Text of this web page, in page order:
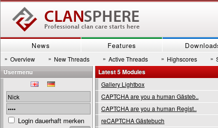
News Features
» Overview » New Threads » Active Threads » Highscores »
Latest 5 Modules
Gallery Lightbox
CAPTCHA are you a human Gästeb..
CAPTCHA are you a human Regist..
reCAPTCHA Gästebuch
Usermenu
Login dauerhaft merken